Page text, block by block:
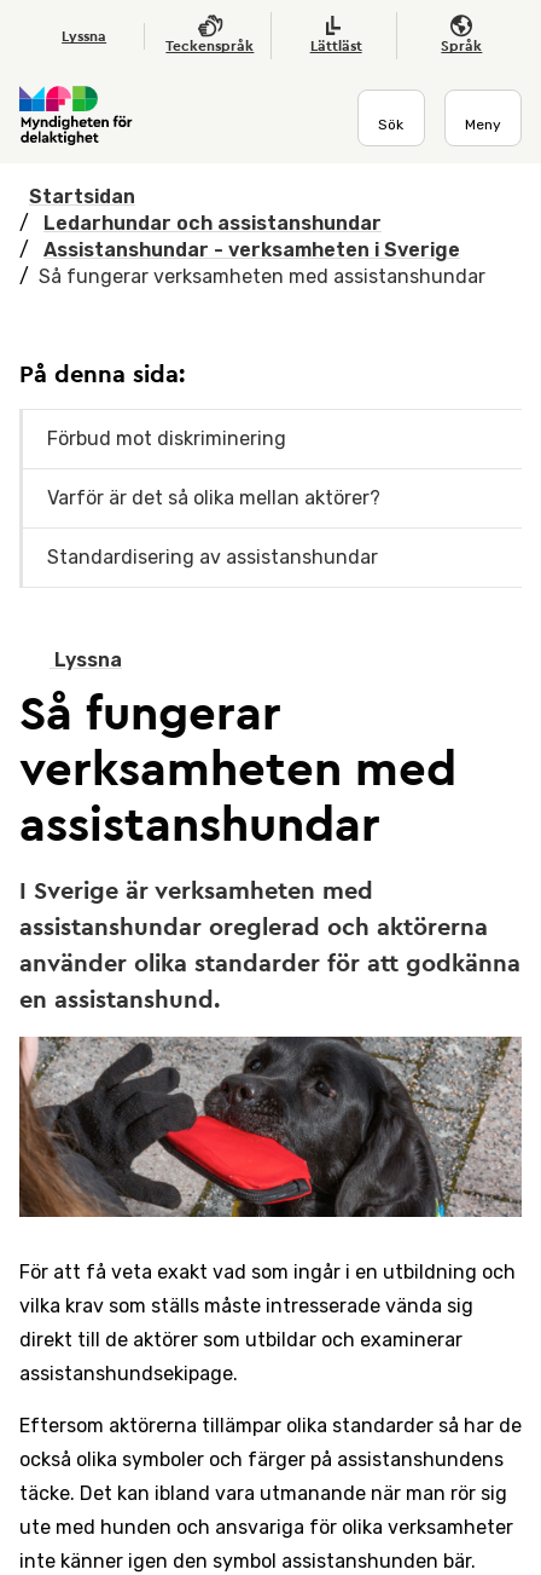
Hoppa till huvudmenyn
Lyssna
Teckenspråk Lättläst Språk
Sök Meny
Startsidan
/
Ledarhundar och assistanshundar
/
Assistanshundar - verksamheten i Sverige
/ Så fungerar verksamheten med assistanshundar
Lyssna
Så fungerar
verksamheten med
assistanshundar
I Sverige är verksamheten med
assistanshundar oreglerad och aktörerna
använder olika standarder för att godkänna
en assistanshund.
För att få veta exakt vad som ingår i en utbildning och
vilka krav som ställs måste intresserade vända sig
direkt till de aktörer som utbildar och examinerar
assistanshundsekipage.
Eftersom aktörerna tillämpar olika standarder så har de
också olika symboler och färger på assistanshundens
täcke. Det kan ibland vara utmanande när man rör sig
ute med hunden och ansvariga för olika verksamheter
inte känner igen den symbol assistanshunden bär.
På denna sida:
Förbud mot diskriminering
Varför är det så olika mellan aktörer?
Standardisering av assistanshundar